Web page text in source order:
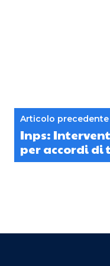
Articolo precedente
Inps:
per accordi di